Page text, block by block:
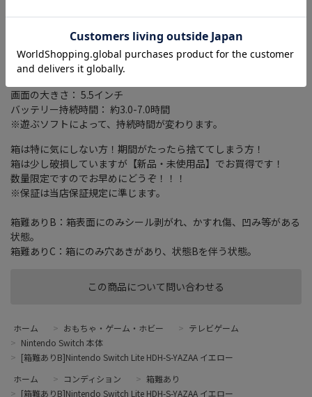
この商品について問い合わせる
セーフティガイド×1枚
サイズ： 縦 91.1mm/横 208mm/厚さ 13.9mm
※アナログスティック先端からZL/ZR突起部分までの最大の厚さは
28.4mm
画面の大きさ： 5.5インチ
バッテリー持続時間： 約3.0-7.0時間
※遊ぶソフトによって、持続時間が変わります。
箱は特に気にしない方！期間がたったら捨ててしまう方！
箱は少し破損していますが【新品・未使用品】でお買得です！
数量限定ですのでお早めにどうぞ！！！
※保証は当店保証規定に準じます。
箱難ありB：箱表面にのみシール剥がれ、かすれ傷、凹み等がある
状態。
箱難ありC：箱にのみ穴あきがあり、状態Bを伴う状態。
ホーム > おもちゃ・ゲーム・ホビー > テレビゲーム
> Nintendo Switch 本体
> [箱難ありB]Nintendo Switch Lite HDH-S-YAZAA イエロー
ホーム
> コンディション > 箱難あり
> [箱難ありB]Nintendo Switch Lite HDH-S-YAZAA イエロー